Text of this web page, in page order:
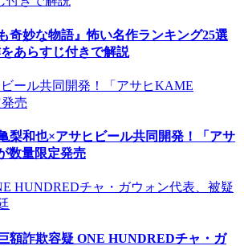
奇妙な物語』怖い名作ランキング25選
あらすじ付きで解説
梨和也×アサヒビール共同開発！「アサ
数量限定発売
巨額詐欺容疑 ONE HUNDREDチャ・ガ